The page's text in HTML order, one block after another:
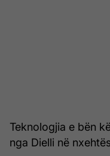
Teknologjia e bën
nga Dielli në